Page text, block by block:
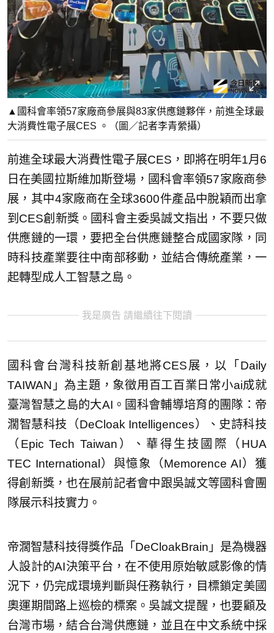
▲國科會率領57家廠商參展與83家供應鏈夥伴，前進全球最
大消費性電子展CES 。（圖／記者李青縈攝）
前進全球最大消費性電子展CES，即將在明年1月6
日在美國拉斯維加斯登場，國科會率領57家廠商參
展，其中4家廠商在全球3600件產品中脫穎而出拿
到CES創新獎。國科會主委吳誠文指出，不要只做
供應鏈的一環，要把全台供應鏈整合成國家隊，同
時科技產業要往中南部移動，並結合傳統產業，一
起轉型成人工智慧之島。
我是廣告 請繼續往下閱讀
國科會台灣科技新創基地將CES展，以「Daily
TAIWAN」為主題，象徵用百工百業日常小ai成就
臺灣智慧之島的大AI。國科會輔導培育的團隊：帝
濶智慧科技（DeCloak Intelligences）、史詩科技
（Epic Tech Taiwan）、華得生技國際（HUA
TEC International）與憶象（Memorence AI）獲
得創新獎，也在展前記者會中跟吳誠文等國科會團
隊展示科技實力。
帝濶智慧科技得獎作品「DeCloakBrain」是為機器
人設計的AI決策平台，在不使用原始敏感影像的情
況下，仍完成環境判斷與任務執行，目標鎖定美國
奧運期間路上巡檢的標案。吳誠文提醒，也要顧及
台灣市場，結合台灣供應鏈，並且在中文系統中採